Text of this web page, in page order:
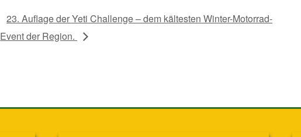
23. Auflage der Yeti Challenge – dem kältesten Winter-Motorrad-
Event der Region.